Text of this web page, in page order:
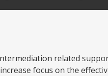
related
focus on the